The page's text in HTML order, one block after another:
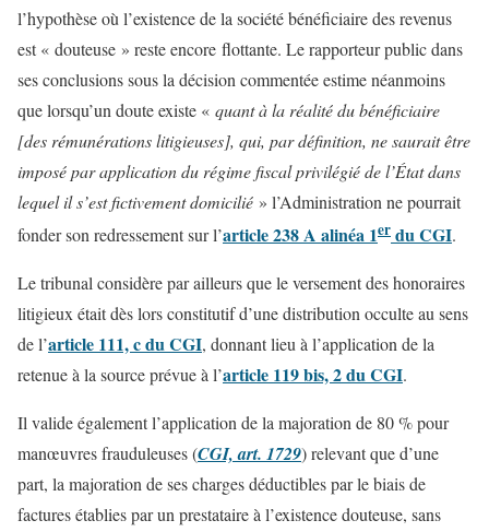
l’hypothèse où l’existence de la société bénéficiaire des revenus
est « douteuse » reste encore flottante. Le rapporteur public dans
ses conclusions sous la décision commentée estime néanmoins
que lorsqu’un doute existe « quant à la réalité du bénéficiaire
[des rémunérations litigieuses], qui, par définition, ne saurait être
imposé par application du régime fiscal privilégié de l’État dans
lequel il s’est fictivement domicilié » l’Administration ne pourrait
fonder son redressement sur l’article 238 A alinéa 1er du CGI.
Le tribunal considère par ailleurs que le versement des honoraires
litigieux était dès lors constitutif d’une distribution occulte au sens
de l’article 111, c du CGI, donnant lieu à l’application de la
retenue à la source prévue à l’article 119 bis, 2 du CGI.
Il valide également l’application de la majoration de 80 % pour
manœuvres frauduleuses (CGI, art. 1729) relevant que d’une
part, la majoration de ses charges déductibles par le biais de
factures établies par un prestataire à l’existence douteuse, sans